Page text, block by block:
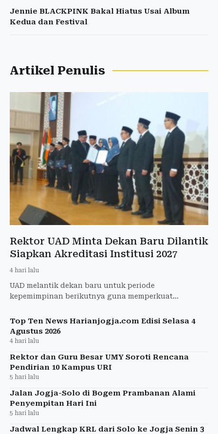
Jennie BLACKPINK Bakal Hiatus Usai Album
Kedua dan Festival
Artikel Penulis
Rektor UAD Minta Dekan Baru Dilantik
Siapkan Akreditasi Institusi 2027
4 hari lalu
UAD melantik dekan baru untuk periode
kepemimpinan berikutnya guna memperkuat
institusi 2027.
Top Ten News Harianjogja.com Edisi Selasa 4
Agustus 2026
4 hari lalu
Rektor dan Guru Besar UMY Soroti Rencana
Pendirian 10 Kampus URI
5 hari lalu
Jalan Jogja-Solo di Bogem Prambanan Alami
Penyempitan Hari Ini
5 hari lalu
Jadwal Lengkap KRL dari Solo ke Jogja Senin 3